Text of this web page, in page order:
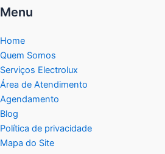
Menu
Home
Quem Somos
Serviços Electrolux
Área de Atendimento
Agendamento
Blog
Política de privacidade
Mapa do Site